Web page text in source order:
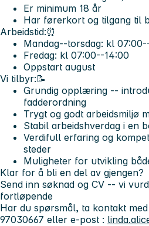
Er minimum 18 år
Har førerkort og tilgang til
Arbeidstid:⏰
Mandag--torsdag: kl 07:00--
Fredag: kl 07:00--14:00
Oppstart august
Vi tilbyr:📝
Grundig opplæring --
fadderordning
Trygt og godt arbeidsmiljø
Stabil arbeidshverdag i en
Verdifull erfaring og
steder
Muligheter for utvikling
Klar for å bli en del av gjengen?
Send inn søknad og CV -- vi
fortløpende
Har du spørsmål, ta kontakt
97030667 eller e-post :